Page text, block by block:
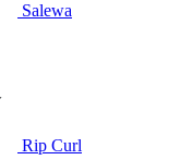
Salewa
Rip Curl